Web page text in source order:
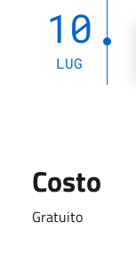
10
LUG
Costo
Gratuito